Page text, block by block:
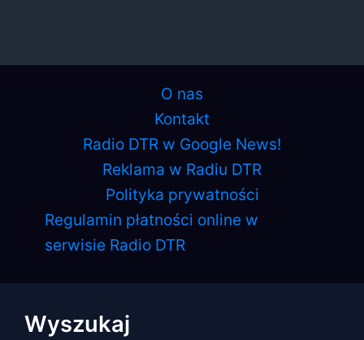
O nas
Kontakt
Radio DTR w Google News!
Reklama w Radiu DTR
Polityka prywatności
Regulamin płatności online w
serwisie Radio DTR
Wyszukaj